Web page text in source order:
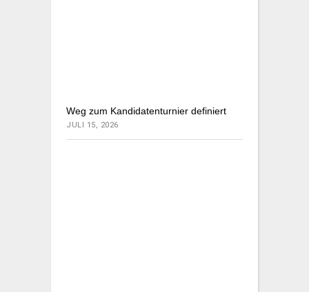
Weg zum Kandidatenturnier definiert
JULI 15, 2026